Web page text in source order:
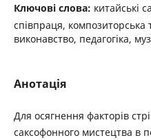
Ключові слова: китайські
співпраця, композиторська
виконавство, педагогіка,
Анотація
Для осягнення факторів
саксофонного мистецтва в